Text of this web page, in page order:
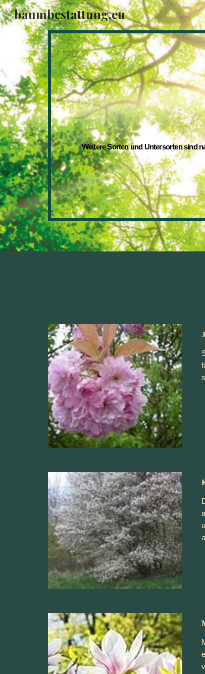
baumbestattung.eu
Weitere Sorten und Untersorten sind